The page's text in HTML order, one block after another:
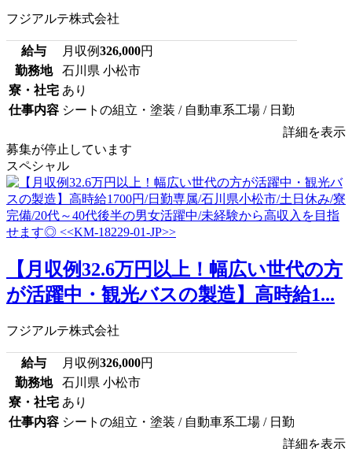
フジアルテ株式会社
給与 月収例326,000円
勤務地
石川県 小松市
寮・社宅 あり
仕事内容 シートの組立・塗装 / 自動車系工場 / 日勤
詳細を表示
募集が停止しています
スペシャル
【月収例32.6万円以上！幅広い世代の方
が活躍中・観光バスの製造】高時給1...
フジアルテ株式会社
給与 月収例326,000円
勤務地
石川県 小松市
寮・社宅 あり
仕事内容 シートの組立・塗装 / 自動車系工場 / 日勤
詳細を表示